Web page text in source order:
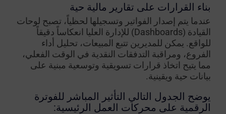
بناء القرارات على تقارير مالية حية
عندما يتم إصدار الفواتير وتسجيلها لحظياً، تصبح لوحات
القيادة (Dashboards) للإدارة العليا انعكاساً دقيقاً
للواقع. يمكن للمديرين تتبع المبيعات، تحليل أداء
الفروع، ومراقبة التدفقات النقدية في الوقت الفعلي،
مما يتيح اتخاذ قرارات تسويقية وتوسعية مبنية على
بيانات حية ويقينية.
يوضح الجدول التالي التأثير المباشر للفوترة
الرقمية على محركات العمل الرئيسية: